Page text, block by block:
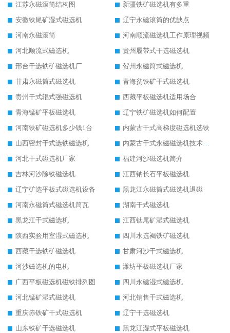
江苏永磁滚筒结构图
新疆铁矿磁选机有多重
安徽铁尾矿湿式磁选机
辽宁永磁滚筒的优缺点
河南永磁滚筒
河南顺流磁选机工作原理视频
河北顺流式磁选机
贵州履带式干选磁选机
邢台干选铁矿磁选机厂
贺州永磁筒式磁选机
甘肃永磁筒式磁选机
青海贫铁矿干式磁选机
贵州干式辊式强磁选机
西藏平板磁选机适用场合
青海锰矿平板磁选机
辽宁铁矿磁选机如何配置
河南铁矿磁选机多少钱1台
内蒙古干式高梯度磁选机选铁
山西密封干式选铁磁选机
内蒙古干式永磁磁选机技术要求
河北干式磁选机厂家
福建河沙磁选机简介
吉林河沙除铁磁选机
江西钠长石平板磁选机
辽宁矿选平板式磁选机设备
黑龙江永磁筒式磁选机退磁
河南永磁筒式磁选机筒瓦
湖南干式磁选机
黑龙江干式磁选机
江西钛尾矿湿式磁选机
陕西实验用室湿式磁选机
四川水选褐铁矿磁选机
西藏干选铁矿磁选机
甘肃河沙干式磁选机
河沙磁选机的电机
潍坊平板磁选机厂家
广西平板磁选机磁铁排列图
四川永磁湿式磁选机
河北锰矿湿式磁选机
河北销售干式磁选机
重庆赤铁矿干式磁选机
辽宁干选磁选机
山东铁矿干选磁选机
黑龙江湿式平板磁选机